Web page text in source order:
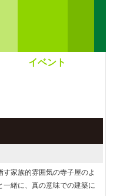
イベント
家族的雰囲気の寺子屋のよ
一緒に、真の意味での建築に